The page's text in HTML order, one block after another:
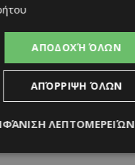
κρασιά στην
ποιότητας-τιμής
ΑΠΟΔΟΧΉ ΌΛΩΝ
ΑΠΌΡΡΙΨΗ ΌΛΩΝ
ΛΕΠΤΟΜΕΡΕΙΏΝ